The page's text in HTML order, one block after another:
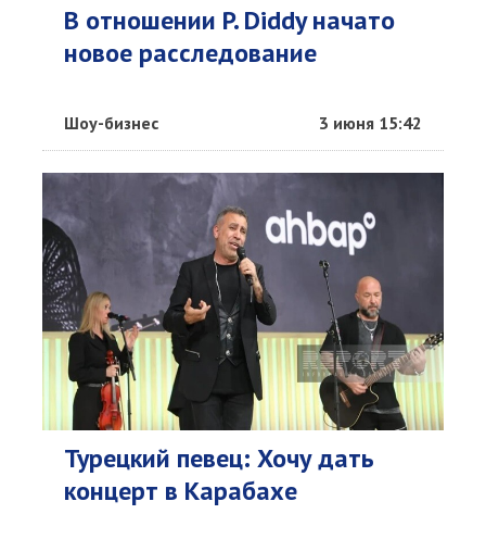
В отношении P. Diddy начато
новое расследование
Шоу-бизнес 3 июня 15:42
Турецкий певец: Хочу дать
концерт в Карабахе